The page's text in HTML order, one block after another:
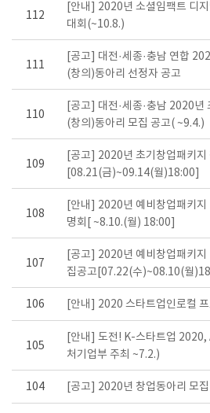
112
[안내] 2020년 소셜임팩트 디
대회(~10.8.)
111
[공고] 대전·세종·충남 연합
(창의)동아리 선정자 공고
110
[공고] 대전·세종·충남 2020년
(창의)동아리 모집 공고( ~9.4.)
109
[공고] 2020년 초기창업패키지
[08.21(금)~09.14(월)18:00]
108
[안내] 2020년 예비창업패키
명회[ ~8.10.(월) 18:00]
107
[공고] 2020년 예비창업패키지
집공고[07.22(수)~08.10(월
106 [안내] 2020 스타트업인로컬
105
[안내] 도전! K-스타트업
처기업부 주최 ~7.2.)
104 [공고] 2020년 창업동아리 모